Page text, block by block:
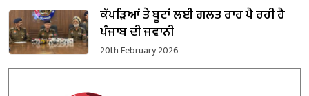
ਕੱਪੜਿਆਂ ਤੇ ਬੂਟਾਂ ਲਈ ਗਲਤ ਰਾਹ ਪੈ ਰਹੀ ਹੈ
ਪੰਜਾਬ ਦੀ ਜਵਾਨੀ
20th February 2026